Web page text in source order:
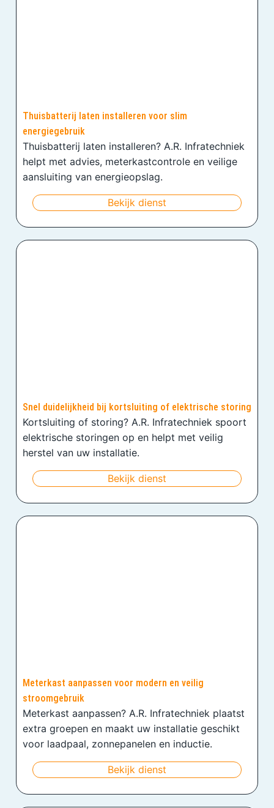
Thuisbatterij laten installeren voor slim
energiegebruik
Thuisbatterij laten installeren? A.R. Infratechniek
helpt met advies, meterkastcontrole en veilige
aansluiting van energieopslag.
Bekijk dienst
Snel duidelijkheid bij kortsluiting of elektrische storing
Kortsluiting of storing? A.R. Infratechniek spoort
elektrische storingen op en helpt met veilig
herstel van uw installatie.
Bekijk dienst
Meterkast aanpassen voor modern en veilig
stroomgebruik
Meterkast aanpassen? A.R. Infratechniek plaatst
extra groepen en maakt uw installatie geschikt
voor laadpaal, zonnepanelen en inductie.
Bekijk dienst